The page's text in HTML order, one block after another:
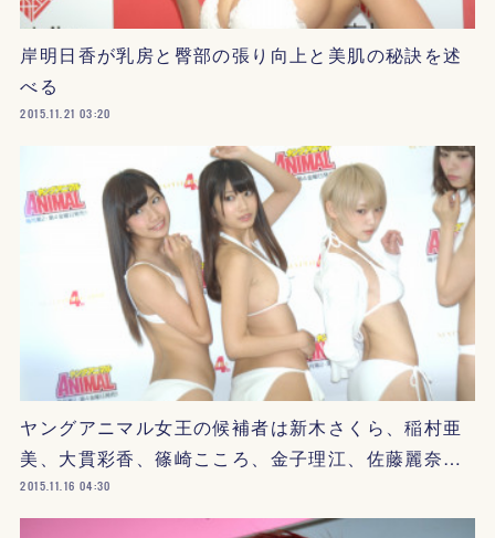
岸明日香が乳房と臀部の張り向上と美肌の秘訣を述
べる
2015.11.21 03:20
ヤングアニマル女王の候補者は新木さくら、稲村亜
美、大貫彩香、篠崎こころ、金子理江、佐藤麗奈…
2015.11.16 04:30